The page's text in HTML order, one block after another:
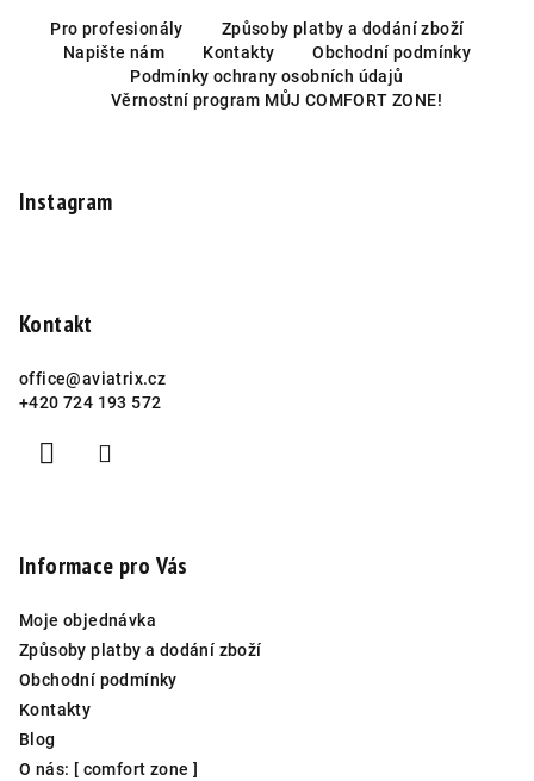
Pro profesionály
Způsoby platby a dodání zboží
Napište nám
Kontakty
Obchodní podmínky
Podmínky ochrany osobních údajů
Věrnostní program MŮJ COMFORT ZONE!
Instagram
Kontakt
office@aviatrix.cz
+420 724 193 572
Informace pro Vás
Moje objednávka
Způsoby platby a dodání zboží
Obchodní podmínky
Kontakty
Blog
O nás: [ comfort zone ]